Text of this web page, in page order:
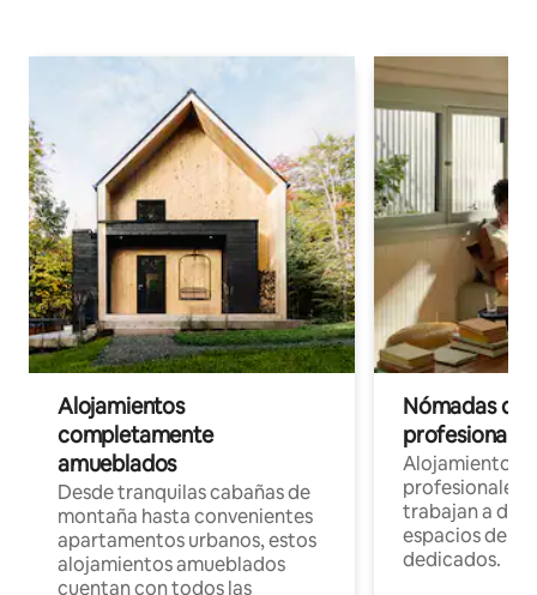
Alojamientos
completamente
amueblados
Desde tranquilas cabañas de
montaña hasta convenientes
apartamentos urbanos, estos
alojamientos amueblados
cuentan con todos las
Nómadas
Alojamientos
profesionales
trabajan a
espacios de
dedicados.